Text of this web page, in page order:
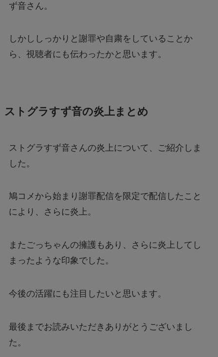
ず音さん。
しかししっかりと謝罪や自粛をしていることか
ら、視聴者にも伝わったかと思います。
ストグラすず音の炎上まとめ
ストグラすず音さんの炎上について、ご紹介しま
した。
鳩コメから始まり謝罪配信を限定で配信したこと
により、さらに炎上。
またごっちゃんの擁護もあり、さらに炎上してし
まったような印象でした。
今後の活躍にも注目したいと思います。
最後までお読みいただきありがとうございまし
た。